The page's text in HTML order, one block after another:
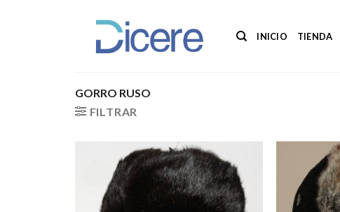
INICIO TIENDA
GORRO RUSO
FILTRAR